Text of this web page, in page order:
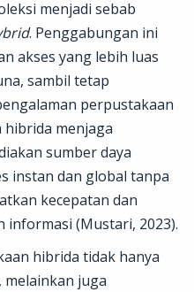
menjadi sebab
. Penggabungan ini
akses yang lebih luas
sambil tetap
perpustakaan
hibrida menjaga
sumber daya
instan dan global tanpa
kecepatan dan
informasi (Mustari, 2023).
hibrida tidak hanya
juga